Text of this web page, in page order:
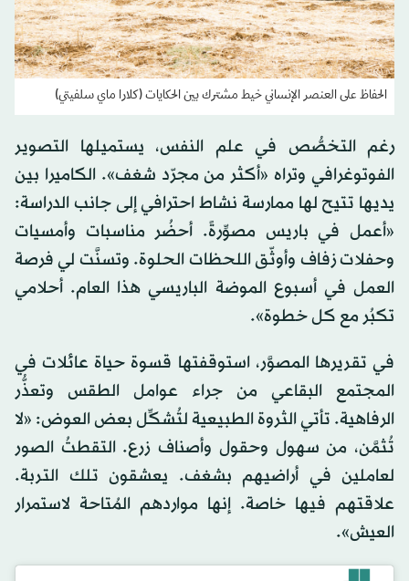
الحفاظ على العنصر الإنساني خيط مشترك بين الحكايات (كلارا ماي سلفيتي)
رغم التخصُّص في علم النفس، يستميلها التصوير
الفوتوغرافي وتراه «أكثر من مجرّد شغف». الكاميرا بين
يديها تتيح لها ممارسة نشاط احترافي إلى جانب الدراسة:
«أعمل في باريس مصوِّرةً. أحضُر مناسبات وأمسيات
وحفلات زفاف وأوثّق اللحظات الحلوة. وتسنَّت لي فرصة
العمل في أسبوع الموضة الباريسي هذا العام. أحلامي
تكبُر مع كل خطوة».
في تقريرها المصوَّر، استوقفتها قسوة حياة عائلات في
المجتمع البقاعي من جراء عوامل الطقس وتعذُّر
الرفاهية. تأتي الثروة الطبيعية لتُشكِّل بعض العوض: «لا
تُثمَّن، من سهول وحقول وأصناف زرع. التقطتُ الصور
لعاملين في أراضيهم بشغف. يعشقون تلك التربة.
علاقتهم فيها خاصة. إنها مواردهم المُتاحة لاستمرار
العيش».